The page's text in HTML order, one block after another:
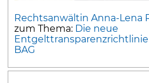
Rechtsanwältin Anna-Lena
zum Thema: Die neue
BAG